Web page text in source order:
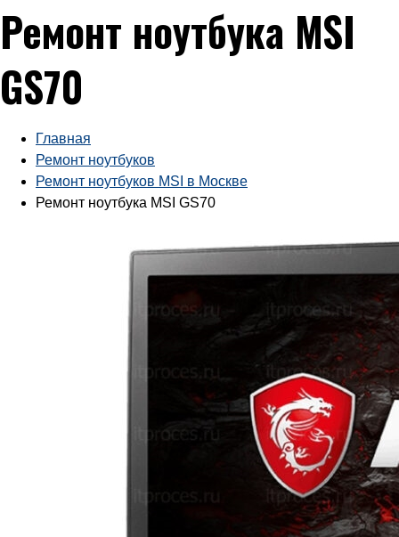
Ремонт ноутбука MSI
GS70
Главная
Ремонт ноутбуков
Ремонт ноутбуков MSI в Москве
Ремонт ноутбука MSI GS70